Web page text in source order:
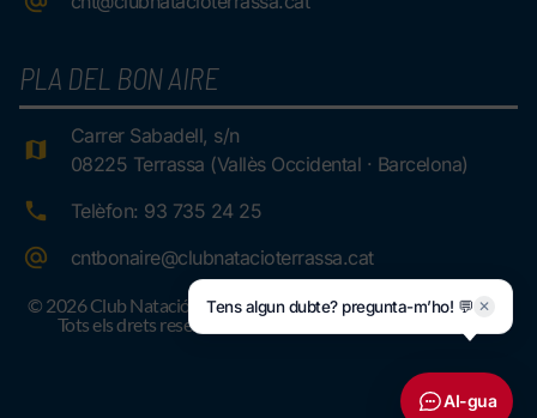
PLA DEL BON AIRE
Carrer Sabadell, s/n
08225 Terrassa (Vallès Occidental · Barcelona)
Telèfon: 93 735 24 25
cntbonaire@clubnatacioterrassa.cat
© 2026 Club Natació Terrassa.
Tots els drets reservats
AI-gua
Tens algun dubte? pregunta-m’ho! 💬 ✕